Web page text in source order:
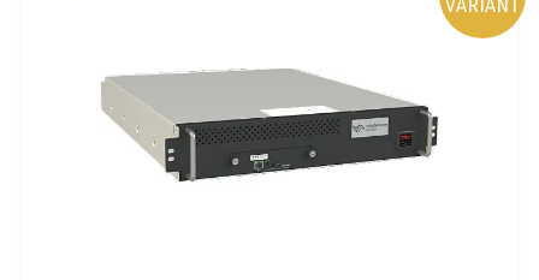
VARIANT